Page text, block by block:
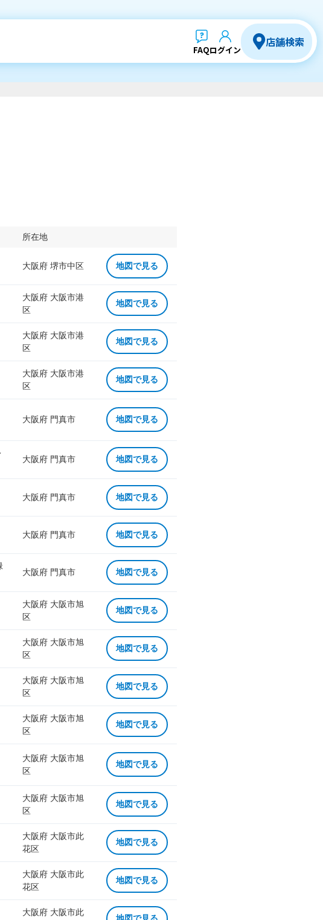
FAQログイン
店舗検索
所在地
大阪府 堺市中区 地図で見る
大阪府 大阪市港
区
地図で見る
大阪府 大阪市港
区
地図で見る
大阪府 大阪市港
区
地図で見る
大阪府 門真市 地図で見る
大阪府 門真市 地図で見る
大阪府 門真市 地図で見る
大阪府 門真市 地図で見る
大阪府 門真市 地図で見る
大阪府 大阪市旭
区
地図で見る
大阪府 大阪市旭
区
地図で見る
大阪府 大阪市旭
区
地図で見る
大阪府 大阪市旭
区
地図で見る
大阪府 大阪市旭
区
地図で見る
大阪府 大阪市旭
区
地図で見る
大阪府 大阪市此
花区
地図で見る
大阪府 大阪市此
花区
地図で見る
大阪府 大阪市此